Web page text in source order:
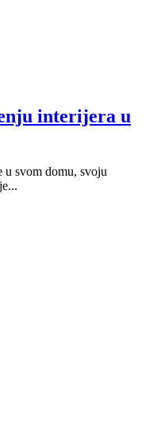
interijera u
u svom domu, svoju